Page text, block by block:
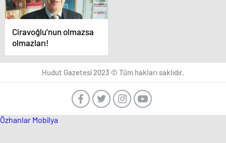
Ciravoğlu’nun olmazsa
olmazları!
Hudut Gazetesi 2023 © Tüm hakları saklıdır.
Özhanlar Mobilya